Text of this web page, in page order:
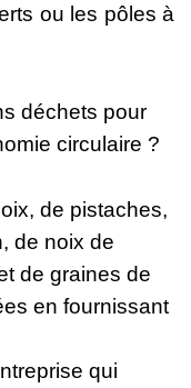
ou les pôles à
déchets pour
circulaire ?
de pistaches,
de noix de
de graines de
en fournissant
qui